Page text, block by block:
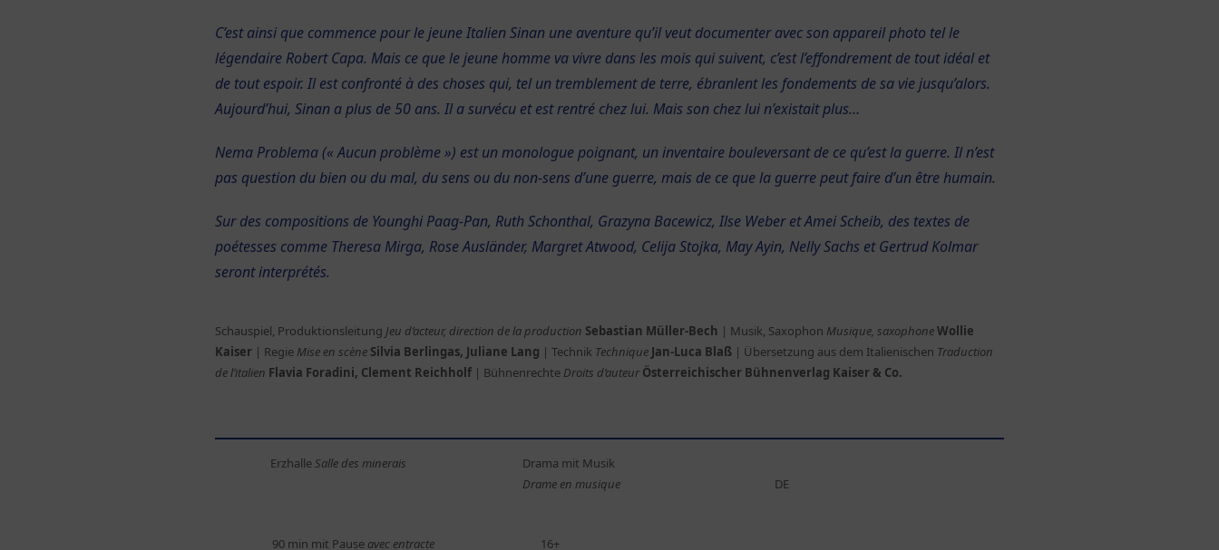
C’est ainsi que commence pour le jeune Italien Sinan une aventure qu’il veut documenter avec son appareil photo tel le
légendaire Robert Capa. Mais ce que le jeune homme va vivre dans les mois qui suivent, c’est l’effondrement de tout idéal et
de tout espoir. Il est confronté à des choses qui, tel un tremblement de terre, ébranlent les fondements de sa vie jusqu’alors.
Aujourd’hui, Sinan a plus de 50 ans. Il a survécu et est rentré chez lui. Mais son chez lui n’existait plus…
Nema Problema (« Aucun problème ») est un monologue poignant, un inventaire bouleversant de ce qu’est la guerre. Il n’est
pas question du bien ou du mal, du sens ou du non-sens d’une guerre, mais de ce que la guerre peut faire d’un être humain.
Sur des compositions de Younghi Paag-Pan, Ruth Schonthal, Grazyna Bacewicz, Ilse Weber et Amei Scheib, des textes de
poétesses comme Theresa Mirga, Rose Ausländer, Margret Atwood, Celija Stojka, May Ayin, Nelly Sachs et Gertrud Kolmar
seront interprétés.
Schauspiel, Produktionsleitung Jeu d’acteur, direction de la production Sebastian Müller-Bech | Musik, Saxophon Musique, saxophoneWollie
Kaiser | Regie Mise en scène Silvia Berlingas, Juliane Lang | Technik Technique Jan-Luca Blaß | Übersetzung aus dem Italienischen Traduction
de l’italien Flavia Foradini, Clement Reichholf | Bühnenrechte Droits d’auteur Österreichischer Bühnenverlag Kaiser & Co.
ErzhalleSalle des minerais
Drama mit Musik
Drame en musique
DE
90 min mit Pause avec entracte 16+